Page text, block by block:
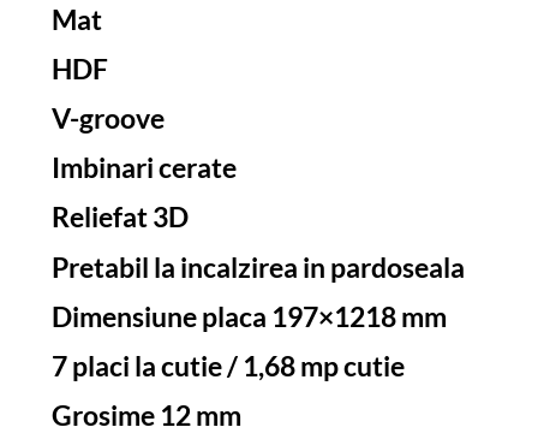
Mat
HDF
V-groove
Imbinari cerate
Reliefat 3D
Pretabil la incalzirea in pardoseala
Dimensiune placa 197×1218 mm
7 placi la cutie / 1,68 mp cutie
Grosime 12 mm